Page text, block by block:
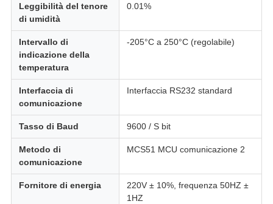
Leggibilità del tenore
di umidità
0.01%
Intervallo di
indicazione della
temperatura
-205°C a 250°C (regolabile)
Interfaccia di
comunicazione
Interfaccia RS232 standard
Tasso di Baud 9600 / S bit
Metodo di
comunicazione
MCS51 MCU comunicazione 2
Fornitore di energia
220V ± 10%, frequenza 50HZ ±
1HZ